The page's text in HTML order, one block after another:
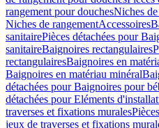
rangement pour douchesNiches
Niches de rangementAccessoires
sanitairePièces détachées pour
sanitaireBaignoires rectangulaires
rectangulairesBaignoires en
Baignoires en matériau minéral
détachées pour Baignoires pour
détachées pour Eléments
traverses et fixations murales
jeux de traverses et fixations